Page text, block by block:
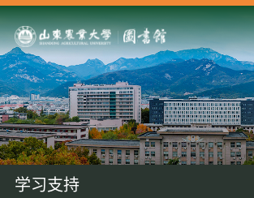
学习支持